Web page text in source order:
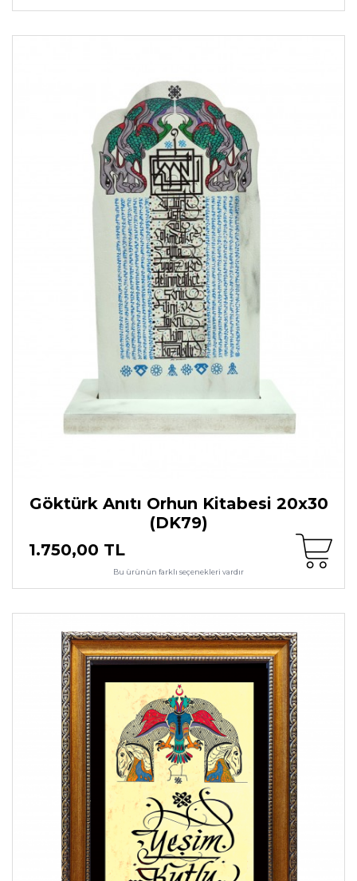
Göktürk Anıtı Orhun Kitabesi 20x30
(DK79)
1.750,00 TL
Bu ürünün farklı seçenekleri vardır